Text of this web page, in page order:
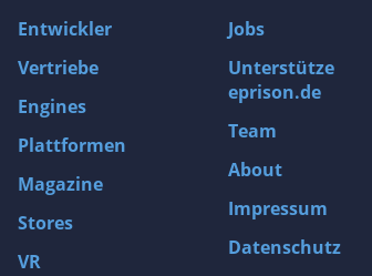
Entwickler
Vertriebe
Engines
Plattformen
Magazine
Stores
VR
Jobs
Unterstütze
eprison.de
Team
About
Impressum
Datenschutz